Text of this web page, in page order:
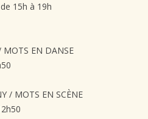
15h à 19h⁠
EN DANSE
/ MOTS EN SCÈNE